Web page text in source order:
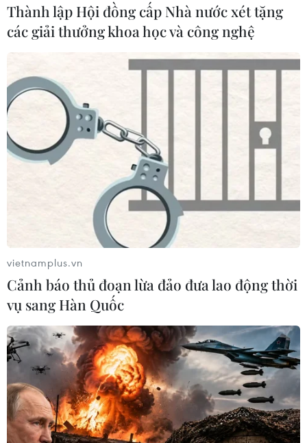
TIN CÙNG CHUYÊN MỤC
Iran và Oman thống nhất mở lại eo
biển Hormuz trong 60 ngày
06/08/2026 12:25
Israel thử nghiệm tên lửa Arrow giữa
lúc căng thẳng khu vực leo thang
Thành lập Hội đồng cấp Nhà nước xét tặng
các giải thưởng khoa học và công nghệ
vietnamplus.vn
Cảnh báo thủ đoạn lừa đảo đưa lao động thời
vụ sang Hàn Quốc